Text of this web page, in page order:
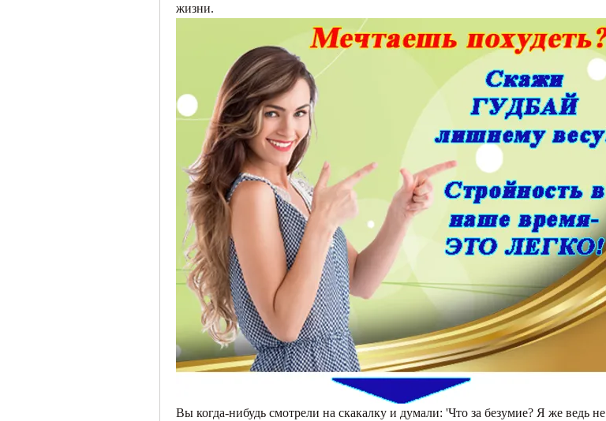
жизни.
Вы когда-нибудь смотрели на скакалку и думали: 'Что за безумие? Я же ведь не